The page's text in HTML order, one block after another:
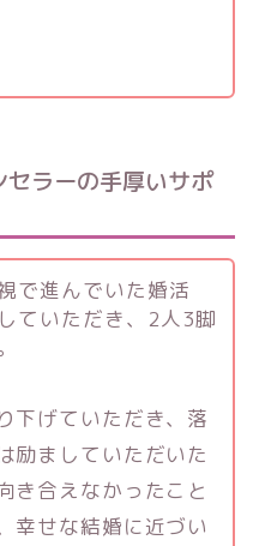
ラーの手厚いサポ
で進んでいた婚活
ていただき、2人3脚
下げていただき、落
励ましていただいた
き合えなかったこと
幸せな結婚に近づい